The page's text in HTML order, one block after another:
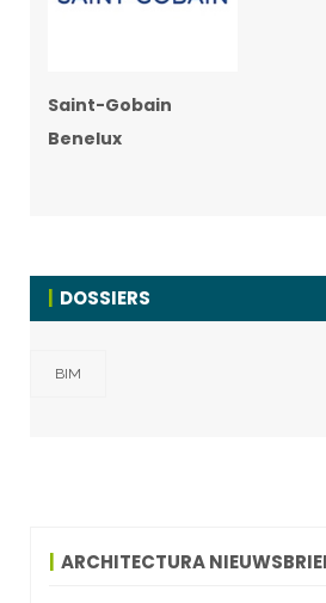
Saint-Gobain
Benelux
DOSSIERS
BIM
ARCHITECTURA